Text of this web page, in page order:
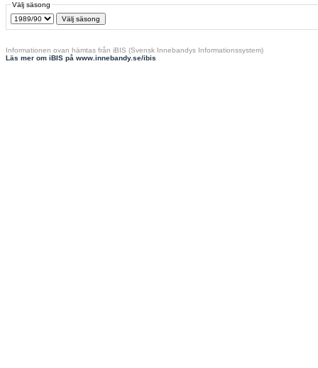
Välj säsong
Informationen ovan hämtas från iBIS (Svensk Innebandys Informationssystem)
Läs mer om iBIS på www.innebandy.se/ibis